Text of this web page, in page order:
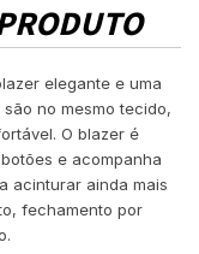
elegante e uma
no mesmo tecido,
O blazer é
e acompanha
acinturar ainda mais
fechamento por